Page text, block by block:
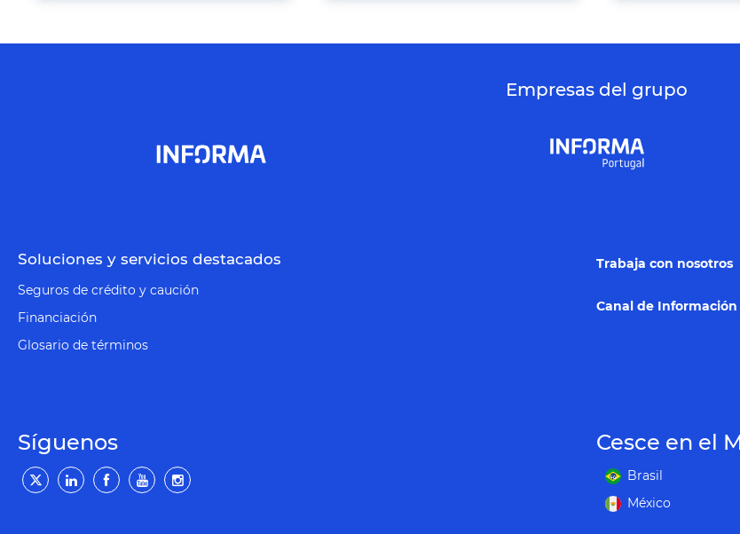
Empresas del grupo
Soluciones y servicios destacados
Seguros de crédito y caución
Financiación
Glosario de términos
Trabaja con nosotros
Canal de Información
Síguenos Cesce en el
Brasil
México